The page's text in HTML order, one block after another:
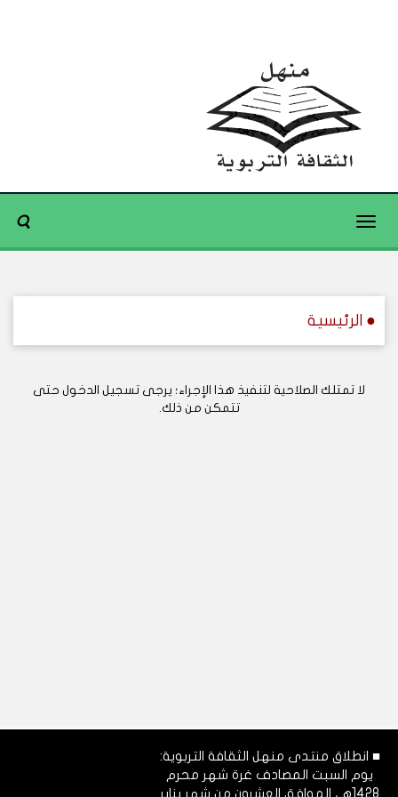
Toggle
● الرئيسية
لا تمتلك الصلاحية لتنفيذ هذا الإجراء؛ يرجى تسجيل الدخول حتى
تتمكن من ذلك.
■ انطلاق منتدى منهل الثقافة التربوية:
يوم السبت المصادف غرة شهر محرم
1428هـ، الموافق العشرون من شهر يناير